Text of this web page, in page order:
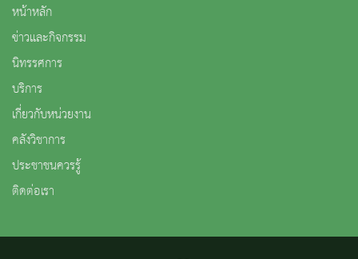
หน้าหลัก
ข่าวและกิจกรรม
นิทรรศการ
บริการ
เกี่ยวกับหน่วยงาน
คลังวิชาการ
ประชาชนควรรู้
ติดต่อเรา